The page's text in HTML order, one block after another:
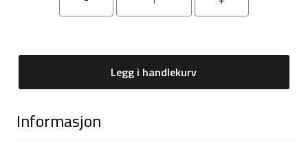
Legg i handlekurv
Informasjon